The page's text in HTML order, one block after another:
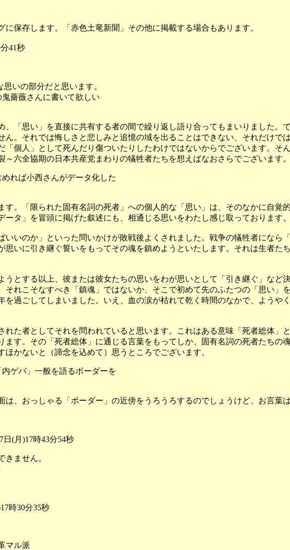
保存します。「赤色土竜新聞」その他に掲載する場合もあります。
41秒
いの部分だと思います。
薔薇さんに書いて欲しい
「思い」を直接に共有する者の間で繰り返し語り合ってもまいりました。
。それでは悔しさと悲しみと追憶の域を出ることはできない、それだけで
「個人」として死んだり傷ついたりしたわけではないからでございます。そ
六全協期の日本共産党まわりの犠牲者たちを想えばなおさらでございます。
れば小西さんがデータ化した
。「限られた固有名詞の死者」への個人的な「思い」は、そのなかに自覚
タ」を冒頭に掲げた叙述にも、相通じる思いをわたし感じ取っております。
いのか」といった問いかけが敗戦後よくされました。戦争の犠牲者になら
いに引き継ぐ誓いをもってその魂を鎮めようといたします。それは生者た
する以上、彼または彼女たちの思いをわが思いとして「引き継ぐ」など
れこそなすべき「鎮魂」ではないか、そこで初めて先のふたつの「思い」
過ごしてしまいました。いえ、血の涙が枯れて乾く時間のなかで、ようや
た者としてそれを問われていると思います。これはある意味「死者総体」
す。その「死者総体」に通じる言葉をもってしか、固有名詞の死者たちの
かないと（諦念を込めて）思うところでございます。
ゲバ」一般を語るボーダーを
、おっしゃる「ボーダー」の近傍をうろうろするのでしょうけど、お言葉
(月)17時43分54秒
ません。
時30分35秒
マル派